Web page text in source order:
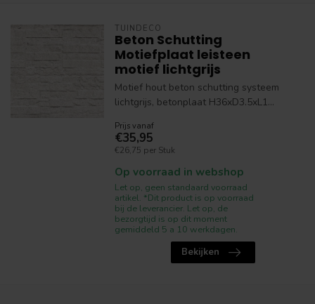
TUINDECO
Beton Schutting
Motiefplaat leisteen
motief lichtgrijs
Motief hout beton schutting systeem
lichtgrijs, betonplaat H36xD3.5xL1...
Prijs vanaf
€35,95
€26,75 per Stuk
Op voorraad in webshop
Let op, geen standaard voorraad
artikel. *Dit product is op voorraad
bij de leverancier. Let op, de
bezorgtijd is op dit moment
gemiddeld 5 a 10 werkdagen.
Bekijken